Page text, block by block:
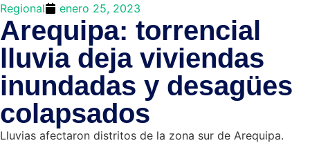
Regional
enero 25, 2023
Arequipa: torrencial
lluvia deja viviendas
inundadas y desagües
colapsados
Lluvias afectaron distritos de la zona sur de Arequipa.